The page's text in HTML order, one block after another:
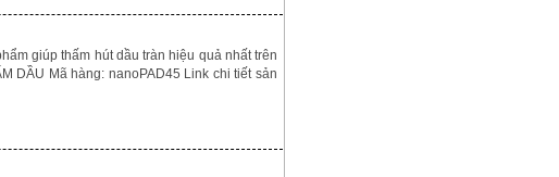
giúp thấm hút dầu tràn hiệu quả nhất trên
DẦU Mã hàng: nanoPAD45 Link chi tiết sản